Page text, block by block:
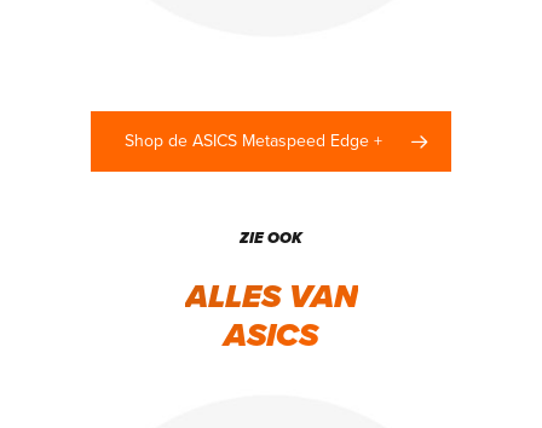
Shop de ASICS Metaspeed Edge +
ZIE OOK
ALLES VAN
ASICS